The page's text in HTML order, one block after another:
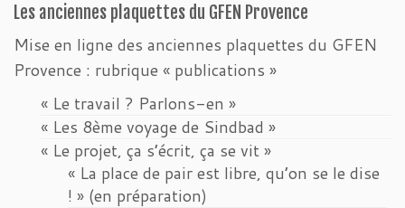
Les anciennes plaquettes du GFEN Provence
Mise en ligne des anciennes plaquettes du GFEN
Provence : rubrique « publications »
« Le travail ? Parlons-en »
« Les 8ème voyage de Sindbad »
« Le projet, ça s’écrit, ça se vit »
« La place de pair est libre, qu’on se le dise
! » (en préparation)